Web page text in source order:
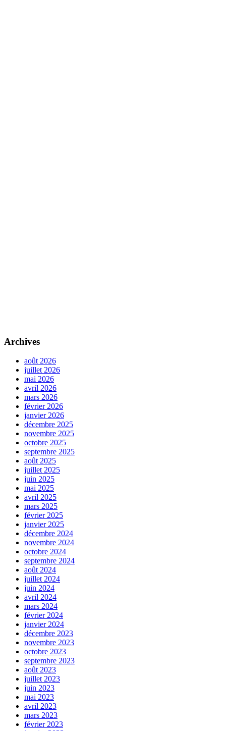
Archives
août 2026
juillet 2026
mai 2026
avril 2026
mars 2026
février 2026
janvier 2026
décembre 2025
novembre 2025
octobre 2025
septembre 2025
août 2025
juillet 2025
juin 2025
mai 2025
avril 2025
mars 2025
février 2025
janvier 2025
décembre 2024
novembre 2024
octobre 2024
septembre 2024
août 2024
juillet 2024
juin 2024
avril 2024
mars 2024
février 2024
janvier 2024
décembre 2023
novembre 2023
octobre 2023
septembre 2023
août 2023
juillet 2023
juin 2023
mai 2023
avril 2023
mars 2023
février 2023